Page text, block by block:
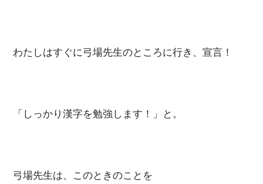
わたしはすぐに弓場先生のところに行き、宣言！
「しっかり漢字を勉強します！」と。
弓場先生は、このときのことを